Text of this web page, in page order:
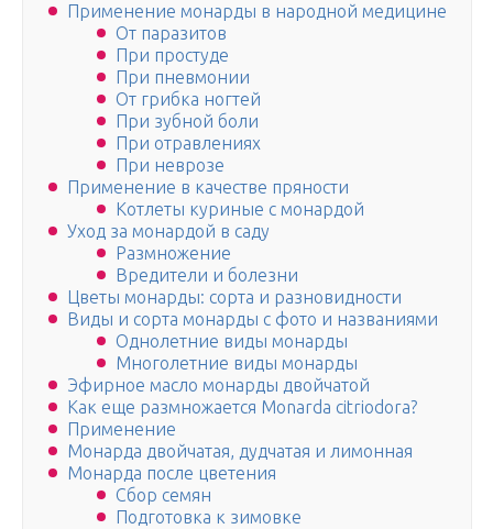
Применение монарды в народной медицине
От паразитов
При простуде
При пневмонии
От грибка ногтей
При зубной боли
При отравлениях
При неврозе
Применение в качестве пряности
Котлеты куриные с монардой
Уход за монардой в саду
Размножение
Вредители и болезни
Цветы монарды: сорта и разновидности
Виды и сорта монарды с фото и названиями
Однолетние виды монарды
Многолетние виды монарды
Эфирное масло монарды двойчатой
Как еще размножается Monarda citriodora?
Применение
Монарда двойчатая, дудчатая и лимонная
Монарда после цветения
Сбор семян
Подготовка к зимовке